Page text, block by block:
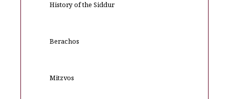
History of the Siddur
Berachos
Mitzvos